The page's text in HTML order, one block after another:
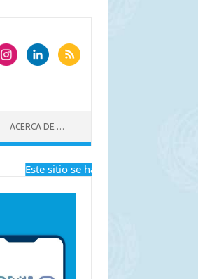
ACERCA DE …
Este sitio se ha dejado de actualizar